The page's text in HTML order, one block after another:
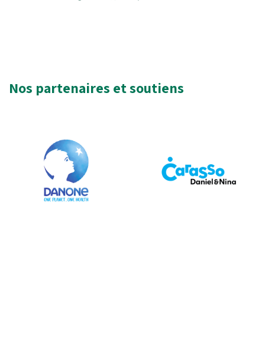
Nos partenaires et soutiens